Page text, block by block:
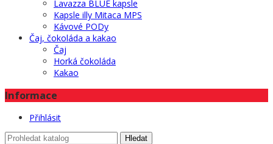
Lavazza BLUE kapsle
Kapsle illy Mitaca MPS
Kávové PODy
Čaj, čokoláda a kakao
Čaj
Horká čokoláda
Kakao
Informace
Přihlásit
Hledat